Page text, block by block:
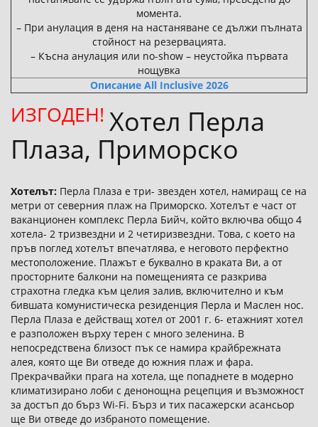
момента.
– При анулация в деня на настаняване се дължи пълната
стойност на резервацията.
– Късна анулация или no-show – неустойка първата
нощувка
Описание All Inclusive 2026
ИЗГОДЕН! Хотел Перла
Плаза, Приморско
Хотелът: Перла Плаза е три- звезден хотел, намиращ се на
метри от северния плаж на Приморско. Хотелът е част от
ваканционен комплекс Перла Бийч, който включва общо 4
хотела- 2 тризвездни и 2 четиризвездни. Това, с което на
пръв поглед хотелът впечатлява, е неговото перфектно
местоположение. Плажът е буквално в краката Ви, а от
просторните балкони на помещенията се разкрива
страхотна гледка към целия залив, включително и към
бившата комунистическа резиденция Перла и Маслен нос.
Перла Плаза е действащ хотел от 2001 г. 6- етажният хотел
е разположен върху терен с много зеленина. В
непосредствена близост пък се намира крайбрежната
алея, която ще Ви отведе до южния плаж и фара.
Прекрачвайки прага на хотела, ще попаднете в модерно
климатизирано лоби с денонощна рецепция и възможност
за достъп до бърз Wi-Fi. Бърз и тих пасажерски асансьор
ще Ви отведе до избраното помещение.